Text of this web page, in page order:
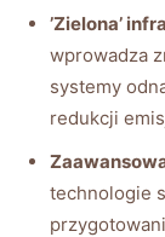
’Zielona’
wprowadza
systemy
redukcji
technologie